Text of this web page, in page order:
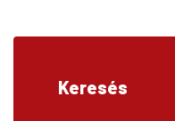
Keresés